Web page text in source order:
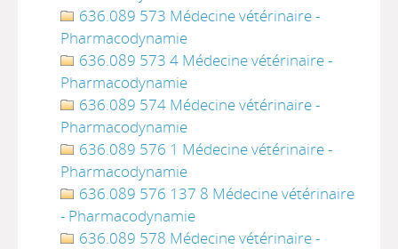
636.089 573 Médecine vétérinaire -
Pharmacodynamie
636.089 573 4 Médecine vétérinaire -
Pharmacodynamie
636.089 574 Médecine vétérinaire -
Pharmacodynamie
636.089 576 1 Médecine vétérinaire -
Pharmacodynamie
636.089 576 137 8 Médecine vétérinaire
- Pharmacodynamie
636.089 578 Médecine vétérinaire -